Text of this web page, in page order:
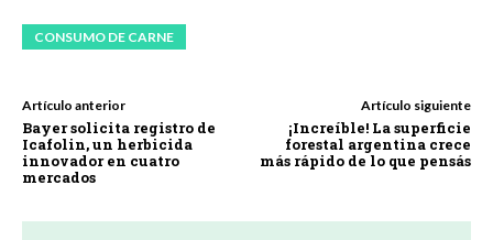
CONSUMO DE CARNE
Artículo anterior
Bayer solicita registro de
Icafolin, un herbicida
innovador en cuatro
mercados
Artículo siguiente
¡Increíble! La superficie
forestal argentina crece
más rápido de lo que pensás